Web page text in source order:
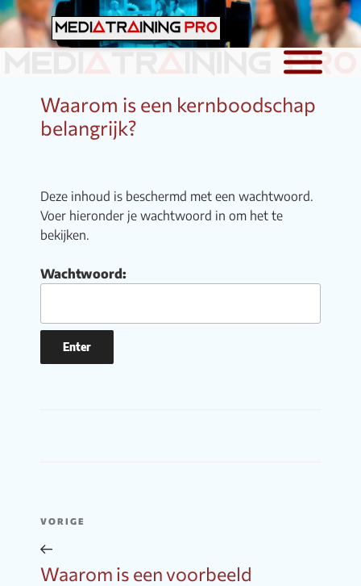
Ga
naar
de
MEDIATRAINING PRO
Mediatraining en presentatie & pitchtraining
Waarom is een kernboodschap
belangrijk?
Deze inhoud is beschermd met een wachtwoord.
Voer hieronder je wachtwoord in om het te
bekijken.
Wachtwoord:
navigatie
Vorig
bericht
VORIGE
Waarom is een voorbeeld